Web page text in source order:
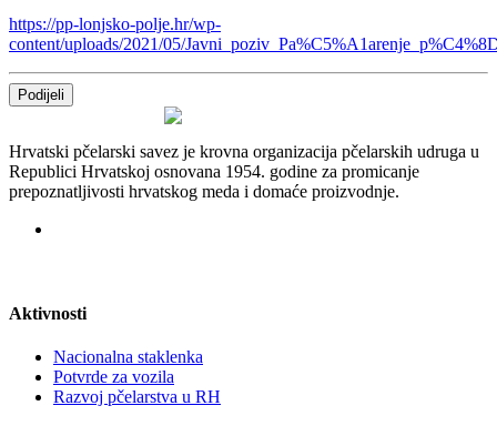
https://pp-lonjsko-polje.hr/wp-
content/uploads/2021/05/
Podijeli
Hrvatski pčelarski savez je krovna organizacija pčelarskih udruga u
Republici Hrvatskoj osnovana 1954. godine za promicanje
prepoznatljivosti hrvatskog meda i domaće proizvodnje.
Aktivnosti
Nacionalna staklenka
Potvrde za vozila
Razvoj pčelarstva u RH